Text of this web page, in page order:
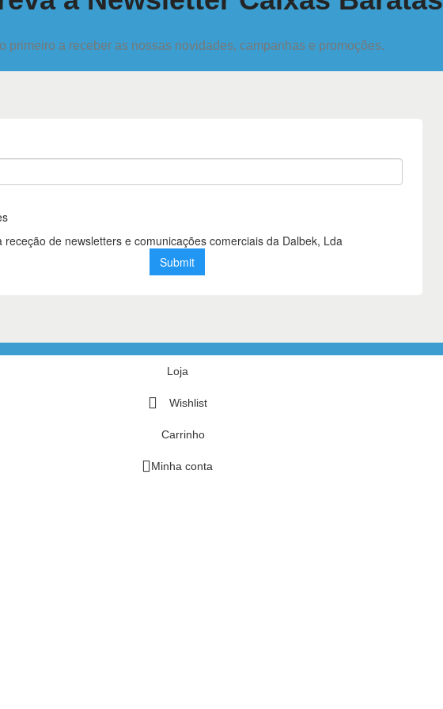
primeiro a receber as nossas novidades, campanhas e promoções.
Loja
Wishlist
Carrinho
Minha conta